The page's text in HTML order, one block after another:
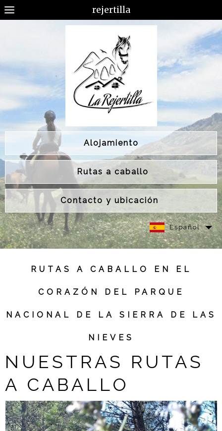
rejertilla
Alojamiento
Rutas a caballo
Contacto y ubicación
Español
RUTAS A CABALLO EN EL
CORAZÓN DEL PARQUE
NACIONAL DE LA SIERRA DE LAS
NIEVES
NUESTRAS RUTAS
A CABALLO